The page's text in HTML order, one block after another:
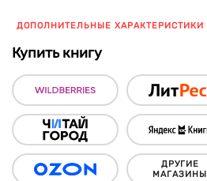
ДОПОЛНИТЕЛЬНЫЕ ХАРАКТЕРИСТИКИ
Купить книгу
ДРУГИЕ
МАГАЗИНЫ